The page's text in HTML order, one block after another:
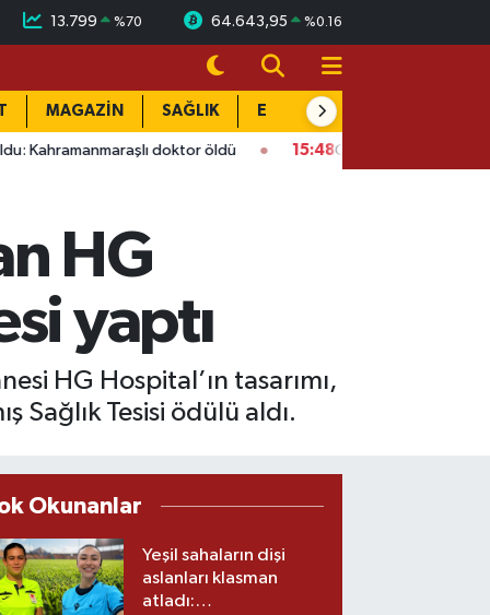
13.799 %70 64.643,95 %0.16
MAGAZİN SAĞLIK EĞİTİM
doktor öldü 15:48Onikişubat’ta ücretsiz üniversite
HG
yaptı
HG Hospital’ın tasarımı,
Sağlık Tesisi ödülü aldı.
Okunanlar
Yeşil sahaların dişi
aslanları klasman
atladı: